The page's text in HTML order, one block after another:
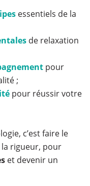
essentiels de la
de relaxation
pour
;
pour réussir votre
c’est faire le
la rigueur, pour
et devenir un